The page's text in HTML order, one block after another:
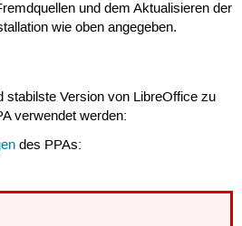
und dem Aktualisieren der
wie oben angegeben.
stabilste Version von LibreOffice zu
verwendet werden:
des PPAs: